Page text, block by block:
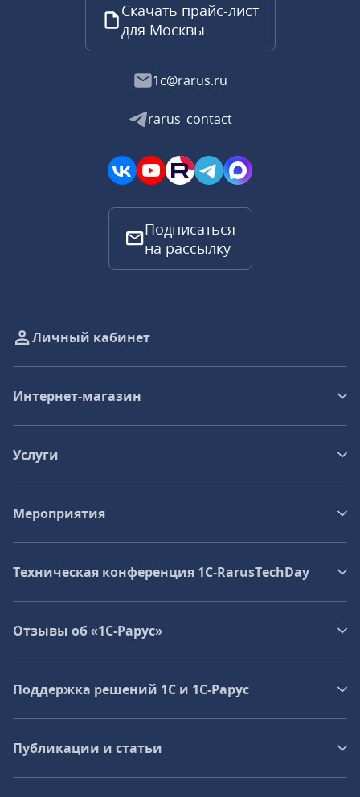
Скачать прайс-лист
для Москвы
1c@rarus.ru
rarus_contact
Подписаться
на рассылку
Личный кабинет
Интернет-магазин
Услуги
Мероприятия
Техническая конференция 1C‑RarusTechDay
Отзывы об «1С-Рарус»
Поддержка решений 1С и 1С‑Рарус
Публикации и статьи